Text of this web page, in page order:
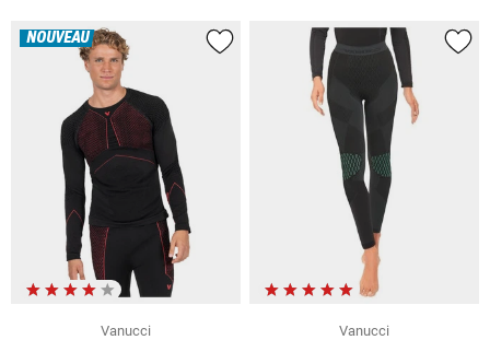
NOUVEAU
Vanucci
Vanucci